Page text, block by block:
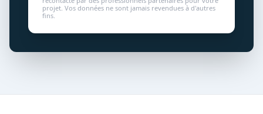
projet. Vos données ne sont jamais revendues à d'autres
fins.